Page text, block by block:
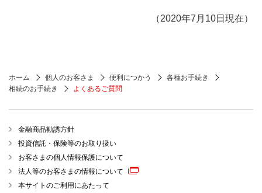
廃除されている場合はそのお子さまが代襲相続人
ご兄弟・ご姉妹の代襲相続は1代限りとなります。
れたものは自書によらない目録も認められ
です。）
利用されている場合は、検認不要です。
「法務省 法務局における自筆証書遺
言書保管制度」
公正証書遺言
でお手続きをすることもできます。
【在留証明書】
■必要書類
現在所有している有効な日本国旅券
書（居住証明、外国人身分証明書、運
転免許証、納税証明書、家屋の賃貸契
約書、公共料金の請求書）
戸籍謄本（抄本）
たる方など）が家庭裁判所に申立を行いま
許可」を受けることが必要です。
相続人の生死が7年間明らかでないときは、
利害関係人（不在者の配偶者、相続人にあ
たる方、不在者財産管理人、受遺者など）
が家庭裁判所に申立を行い、失踪宣告をす
ることができます。
申立後に、裁判所が定めた期間内に、不在
で注意が必要です。特に相続人の中で子ど
なります。
続放棄の効力が発生します。放棄をした相続人は
最初から相続人でなかったとみなされますので、
代襲相続はありません。
⇒家庭裁判所発行の相続放棄申述受理証明書をご
提出ください。
（2020年7月10日現在）
ホーム 個人のお客さま 便利につかう
各種お手続き
相続のお手続き
よくあるご質問
金融商品勧誘方針
投資信託・保険等のお取り扱い
お客さまの個人情報保護について
法人等のお客さまの情報について
本サイトのご利用にあたって